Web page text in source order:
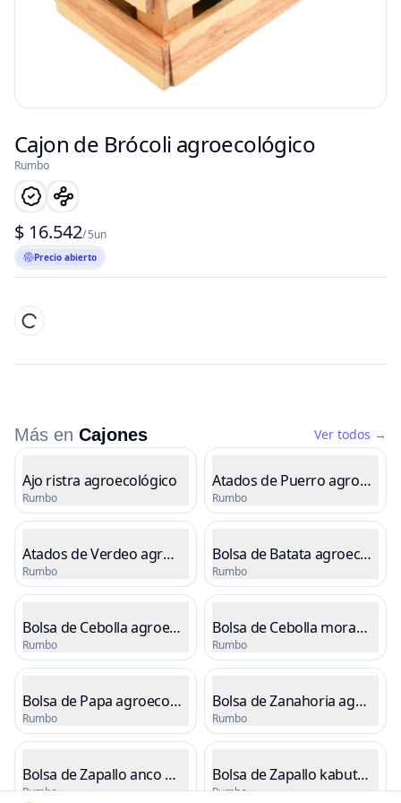
Cajon de Brócoli agroecológico
Rumbo
$ 16.542/ 5un
Precio abierto
Más en Cajones Ver todos →
Listado de productos
Ajo ristra agroecológico
Rumbo
Cargando precio
Atados de Puerro
Rumbo
Cargando precio
Atados de Verdeo agroecológico
Rumbo
Cargando precio
Bolsa de Batata
Rumbo
Cargando precio
Bolsa de Cebolla agroecológica
Rumbo
Cargando precio
Bolsa de Cebolla morada
Rumbo
Cargando precio
Bolsa de Papa agroecológica
Rumbo
Cargando precio
Bolsa de Zanahoria
Rumbo
Cargando precio
Bolsa de Zapallo anco agroecológico
Rumbo
Bolsa de Zapallo kabutia
Rumbo